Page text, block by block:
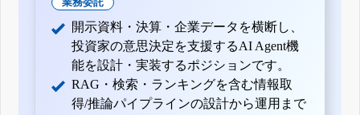
開示資料・決算・企業データを横断し、
投資家の意思決定を支援するAI Agent機
能を設計・実装するポジションです。
RAG・検索・ランキングを含む情報取
得/推論パイプラインの設計から運用まで